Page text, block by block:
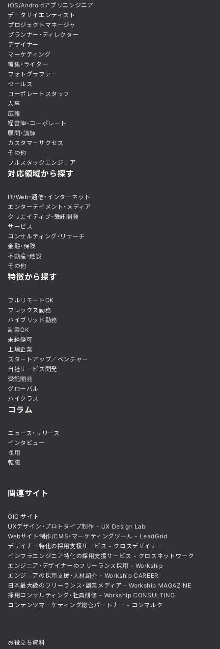
iOS/Androidアプリエンジニア
データサイエンティスト
プロジェクトマネージャ
プランナー・ディレクター
デザイナー
マーケティング
編集・ライター
フォトグラファー
セールス
コーポレートスタッフ
人事
広報
経営陣・コーポレート
顧問・講師
カスタマーサクセス
その他
フルスタックエンジニア
対応領域から探す
IT/Web・通信・インターネット
エンターテイメント・メディア
クリエイティブ・受託開発
サービス
コンサルティング・リサーチ
金融・保険
不動産・建設
その他
特徴から探す
フルリモートOK
フレックス勤務
ハイブリッド勤務
副業OK
未経験可
上場企業
スタートアップ／ベンチャー
自社サービス開発
受託開発
グローバル
ハイクラス
コラム
ニュース・リリース
インタビュー
採用
転職
関連サイト
GIG サイト
UXデザイン・プロトタイプ制作 - UX Design Lab
Webサイト制作/CMS・マーケティングツール - LeadGrid
デザイナー特化の採用支援サービス - クロスデザイナー
インフラエンジニア特化の採用支援サービス - クロスネットワーク
エンジニア・デザイナーのフリーランス採用 - Workship
エンジニアの採用支援・人材紹介 - Workship CAREER
日本最大級のフリーランス・副業メディア - Workship MAGAZINE
採用コンサルティング・社員研修 - Workship CONSULTING
コンテンツマーケティング総合パートナー - コンマルク
お役立ち資料